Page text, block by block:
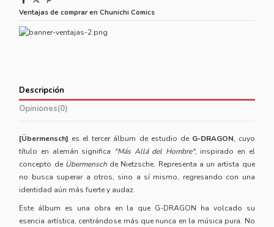
Ventajas de comprar en Chunichi Comics
Descripción
Opiniones(0)
[Übermensch] es el tercer álbum de estudio de G-DRAGON, cuyo
título en alemán significa "Más Allá del Hombre", inspirado en el
concepto de Übermenschde Nietzsche. Representa a un artista que
no busca superar a otros, sino a sí mismo, regresando con una
identidad aún más fuerte y audaz.
Este álbum es una obra en la que G-DRAGON ha volcado su
esencia artística, centrándose más que nunca en la música pura. No